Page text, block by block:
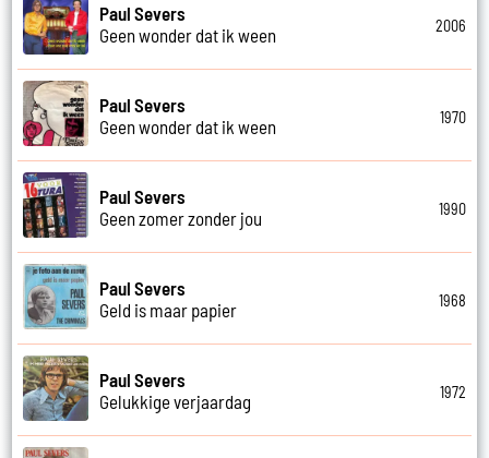
Paul Severs
Geen wonder dat ik ween
2006
Paul Severs
Geen wonder dat ik ween
1970
Paul Severs
Geen zomer zonder jou
1990
Paul Severs
Geld is maar papier
1968
Paul Severs
Gelukkige verjaardag
1972